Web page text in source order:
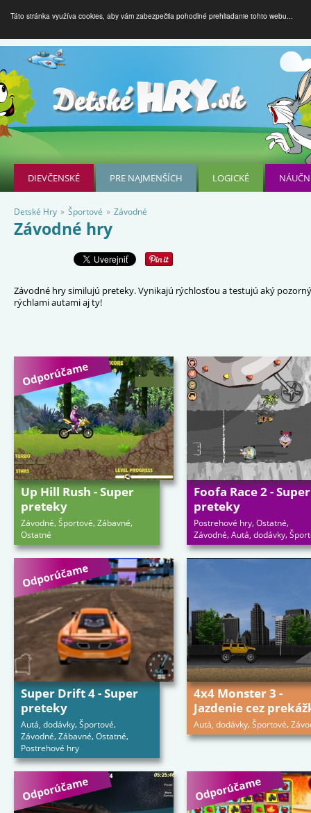
Táto stránka využíva cookies, aby vám zabezpečila pohodlné prehliadanie tohto webu...
DIEVČENSKÉ PRE NAJMENŠÍCH LOGICKÉ
Detské Hry » Športové » Závodné
Závodné hry
Závodné hry similujú preteky. Vynikajú rýchlosťou a testujú aký
rýchlami autami aj ty!
Up Hill Rush - Super
preteky
Závodné,Športové,Zábavné,
Ostatné
Foofa Race 2 - Super
preteky
Postrehové hry,Ostatné,
Závodné,Autá, dodávky,
Super Drift 4 - Super
preteky
Autá, dodávky,Športové,
Závodné,Zábavné,Ostatné,
Postrehové hry
4x4 Monster 3 -
Jazdenie cez
Autá, dodávky,Športové,